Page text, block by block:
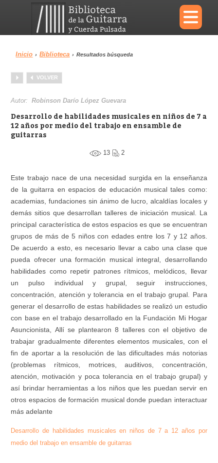
×
Menu
Biblioteca
Inicio › Biblioteca › Resultados búsqueda
VOLVER
Autor:Robinson Darío López Guevara
Desarrollo de habilidades musicales en niños de 7 a
12 años por medio del trabajo en ensamble de
guitarras
13 2
Este trabajo nace de una necesidad surgida en la enseñanza
de la guitarra en espacios de educación musical tales como:
academias, fundaciones sin ánimo de lucro, alcaldías locales y
demás sitios que desarrollan talleres de iniciación musical. La
principal característica de estos espacios es que se encuentran
grupos de más de 5 niños con edades entre los 7 y 12 años.
De acuerdo a esto, es necesario llevar a cabo una clase que
pueda ofrecer una formación musical integral, desarrollando
habilidades como repetir patrones rítmicos, melódicos, llevar
un pulso individual y grupal, seguir instrucciones,
concentración, atención y tolerancia en el trabajo grupal. Para
generar el desarrollo de estas habilidades se realizó un estudio
con base en el trabajo desarrollado en la Fundación Mi Hogar
Asuncionista, Allí se plantearon 8 talleres con el objetivo de
trabajar gradualmente diferentes elementos musicales, con el
fin de aportar a la resolución de las dificultades más notorias
(problemas rítmicos, motrices, auditivos, concentración,
atención, motivación y poca tolerancia en el trabajo grupal) y
así brindar herramientas a los niños que les puedan servir en
otros espacios de formación musical donde puedan interactuar
más adelante
Desarrollo de habilidades musicales en niños de 7 a 12 años por
medio del trabajo en ensamble de guitarras